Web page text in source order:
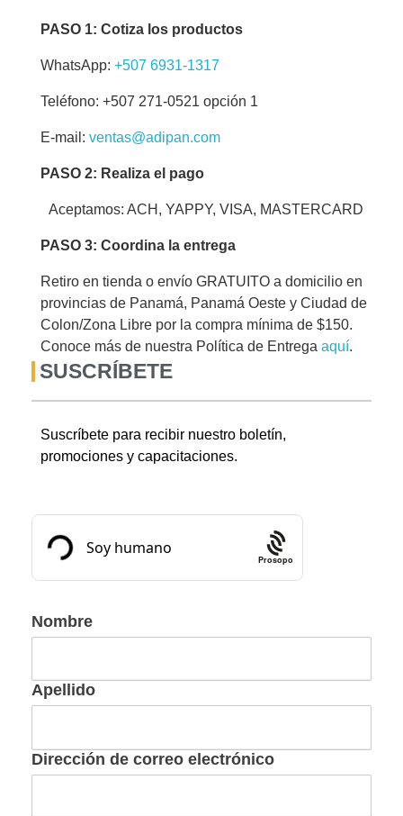
PASO 1: Cotiza los productos
WhatsApp: +507 6931-1317
Teléfono: +507 271-0521 opción 1
E-mail: ventas@adipan.com
PASO 2: Realiza el pago
Aceptamos: ACH, YAPPY, VISA, MASTERCARD
PASO 3: Coordina la entrega
Retiro en tienda o envío GRATUITO a domicilio en
provincias de Panamá, Panamá Oeste y Ciudad de
Colon/Zona Libre por la compra mínima de $150.
Conoce más de nuestra Política de Entrega aquí.
SUSCRÍBETE
Suscríbete para recibir nuestro boletín,
promociones y capacitaciones.
Prosopo
Nombre
Apellido
Dirección de correo electrónico